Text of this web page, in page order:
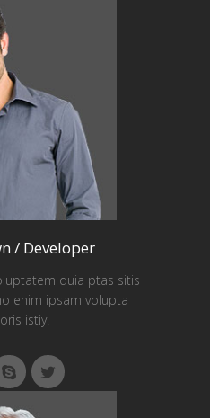
/ Developer
quia ptas sitis
enim ipsam volupta
istiy.